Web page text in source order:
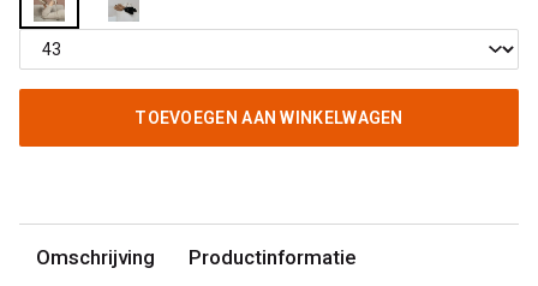
TOEVOEGEN AAN WINKELWAGEN
Omschrijving Productinformatie